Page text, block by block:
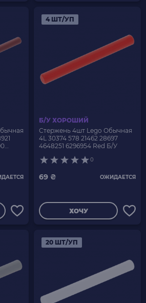
4 ШТ/УП
Б/У ХОРОШИЙ
Стержень 4шт Lego Обычная
4L 30374 578 21462 28697
4648251 6296954 Red Б/У
0
69 ₴ ОЖИДАЕТСЯ
ХОЧУ
20 ШТ/УП